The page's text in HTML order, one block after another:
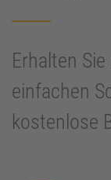
Erhalten
einfachen
kostenlose